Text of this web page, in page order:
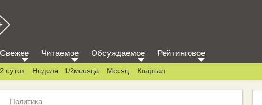
Свежее Читаемое Обсуждаемое Рейтинговое
2 суток Неделя 1/2месяца Месяц Квартал
Политика